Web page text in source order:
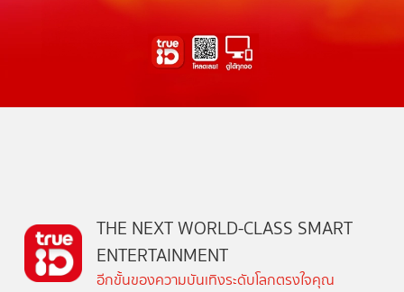
THE NEXT WORLD-CLASS SMART
ENTERTAINMENT
อีกขั้นของความบันเทิงระดับโลกตรงใจคุณ